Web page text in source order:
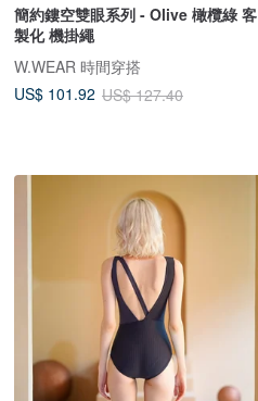
簡約鏤空雙眼系列 - Olive 橄欖綠 客
製化 機掛繩
W.WEAR 時間穿搭
US$ 101.92 US$ 127.40